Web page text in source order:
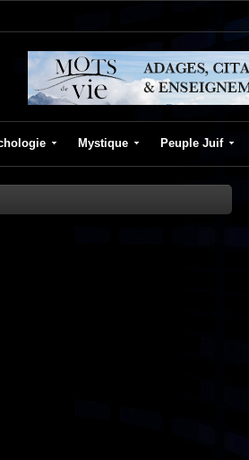
Mystique Peuple Juif